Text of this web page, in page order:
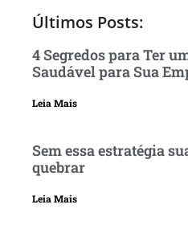
Últimos Posts:
4 Segredos para Ter
Saudável para Sua
Leia Mais
Sem essa estratégia
quebrar
Leia Mais